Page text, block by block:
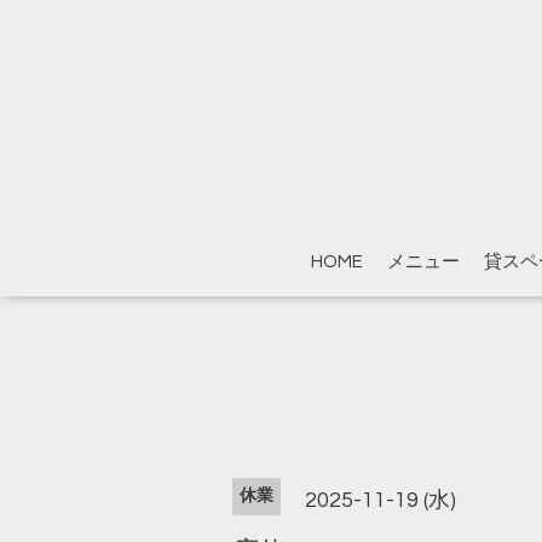
HOME メニュー 貸スペ
休業 2025-11-19 (水)